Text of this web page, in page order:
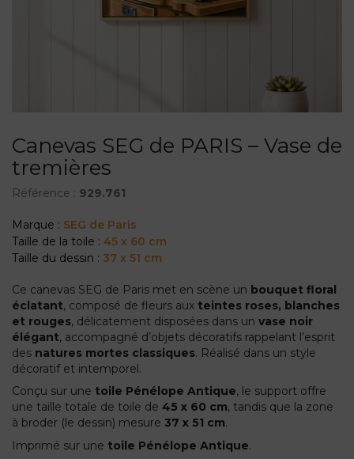
Canevas SEG de PARIS – Vase de
tremières
Référence : 929.761
Marque : SEG de Paris
Taille de la toile : 45 x 60 cm
Taille du dessin : 37 x 51 cm
Ce canevas SEG de Paris met en scène un bouquet floral
éclatant, composé de fleurs aux teintes roses, blanches
et rouges, délicatement disposées dans un vase noir
élégant, accompagné d’objets décoratifs rappelant l’esprit
des natures mortes classiques. Réalisé dans un style
décoratif et intemporel.
Conçu sur une toile Pénélope Antique, le support offre
une taille totale de toile de 45 x 60 cm, tandis que la zone
à broder (le dessin) mesure 37 x 51 cm.
Imprimé sur une toile Pénélope Antique.